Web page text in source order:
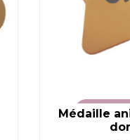
Médaille
VOIR LE